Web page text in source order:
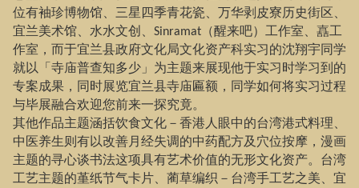
位有袖珍博物馆、三星四季青花瓷、万华剥皮寮历史街区、
宜兰美术馆、水水文创、 Sinramat （醒来吧）工作室、嚞工
作室，而于宜兰县政府文化局文化资产科实习的沈翔宇同学
就以「寺庙普查知多少」为主题来展现他于实习时学习到的
专案成果，同时展览宜兰县寺庙匾额，同学如何将实习过程
与毕展融合欢迎您前来一探究竟。
其他作品主题涵括饮食文化－香港人眼中的台湾港式料理、
中医养生则有以改善月经失调的中药配方及穴位按摩，漫画
主题的寻心谈书法这项具有艺术价值的无形文化资产。台湾
工艺主题的堇纸节气卡片、蔺草编织－台湾手工艺之美、宜